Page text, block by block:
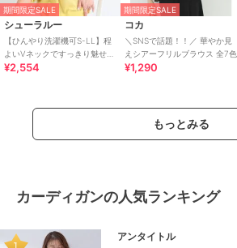
期間限定SALE
シューラルー
【ひんやり洗濯機可S-LL】程
よいVネックですっきり魅せる
ジップアップ 7分袖シアーカー
¥2,554
期間限定SALE
コカ
＼SNSで話題！！／ 華やか見
えシアーフリルブラウス 全7色
¥1,290
もっとみる
カーディガンの人気ランキング
アンタイトル